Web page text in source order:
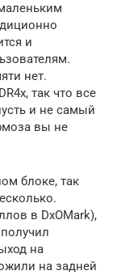
и
нет.
так что все
и не самый
вы не
блоке, так
в DxOMark),
на
на задней